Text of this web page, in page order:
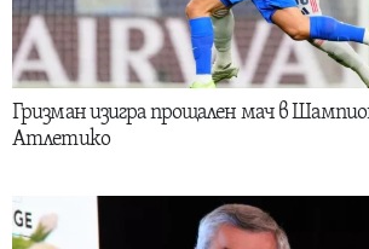
Гризман изигра прощален мач в
Атлетико